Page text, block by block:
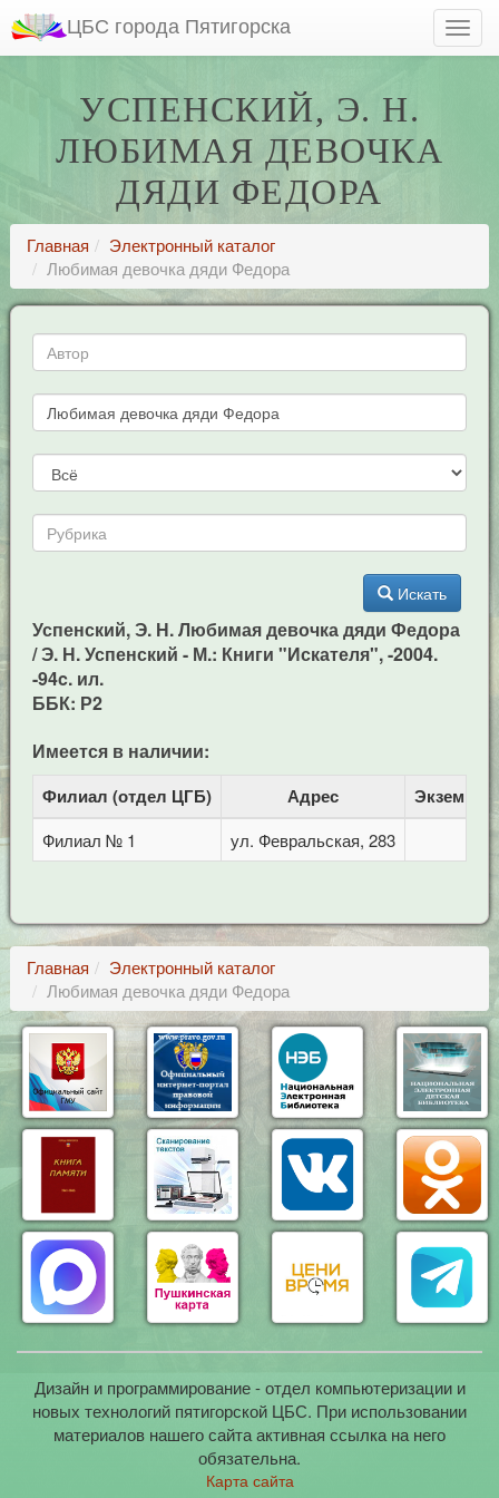
ЦБС города Пятигорска
УСПЕНСКИЙ, Э. Н.
ЛЮБИМАЯ ДЕВОЧКА
ДЯДИ ФЕДОРА
Главная
Электронный каталог
Любимая девочка дяди Федора
Искать
Успенский, Э. Н. Любимая девочка дяди Федора
/ Э. Н. Успенский - М.: Книги "Искателя", -2004.
-94c. ил.
ББК: Р2
Имеется в наличии:
Филиал (отдел ЦГБ) Адрес
Филиал № 1 ул. Февральская, 283
Главная
Электронный каталог
Любимая девочка дяди Федора
Дизайн и программирование - отдел компьютеризации и
новых технологий пятигорской ЦБС. При использовании
материалов нашего сайта активная ссылка на него
обязательна.
Карта сайта